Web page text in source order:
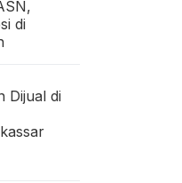
di
Dijual di